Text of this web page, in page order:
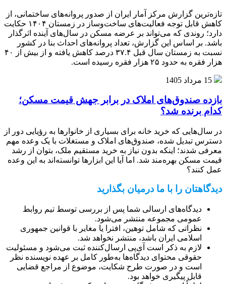
تازه‌ترین گزارش مرکز آمار ایران از صدور پروانه‌های ساختمانی، از
کاهش قابل توجه فعالیت‌های ساخت‌وساز در زمستان ۱۴۰۴ حکایت
دارد؛ روندی که می‌تواند بر عرضه مسکن در سال‌های آینده اثرگذار
باشد. بر اساس این گزارش، تعداد پروانه‌های احداث بنا در کشور
نسبت به زمستان سال قبل ۳۷.۴ درصد کاهش یافته و از بیش از ۴۰
هزار فقره به حدود ۲۵ هزار فقره رسیده است.
15 مرداد 1405
بازده صندوق‌های املاک در برابر جهش قیمت مسکن؛
کدام برنده شد؟
در سال‌هایی که خرید خانه برای بسیاری از خانوارها به رؤیایی دور از
دسترس تبدیل شده، صندوق‌های املاک و مستغلات با یک وعده مهم
معرفی شدند؛ اینکه بدون نیاز به خرید مستقیم ملک، بتوان از رشد
قیمت مسکن بهره‌مند شد. اما آیا این ابزارها توانسته‌اند به این وعده
عمل کنند؟
دیدگاهتان را با ما درمیان بگذارید
دیدگاه‌های ارسالی شما پس از بررسی توسط تیم روابط
عمومی مجموعه منتشر می‌شود.
نظراتی که شامل توهین، افترا یا مغایر با قوانین جمهوری
اسلامی ایران باشد، منتشر نخواهد شد.
لازم به ذکر است آی‌پی ارسال‌کننده ثبت می‌شود و مسئولیت
حقوقی محتوای دیدگاه‌ها به‌طور کامل بر عهده نویسنده نظر
است و در صورت طرح شکایت، موضوع از مراجع قضایی
قابل پیگیری خواهد بود.